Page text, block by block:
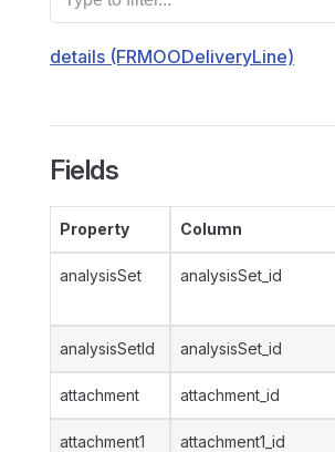
details (FRMOODeliveryLine)
Fields
Property Column
analysisSet analysisSet_id
analysisSetId analysisSet_id
attachment attachment_id
attachment1 attachment1_id